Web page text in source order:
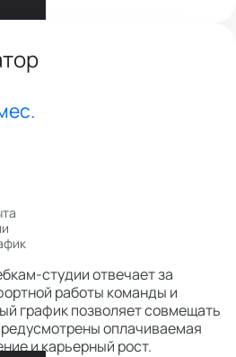
студии отвечает за
работы команды и
график позволяет совмещать
оплачиваемая
и карьерный рост.